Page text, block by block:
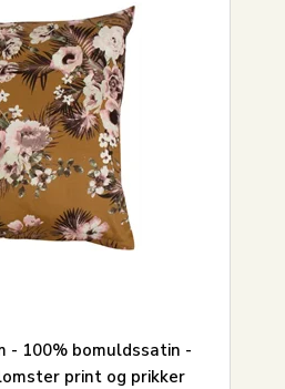
- 100% bomuldssatin -
print og prikker